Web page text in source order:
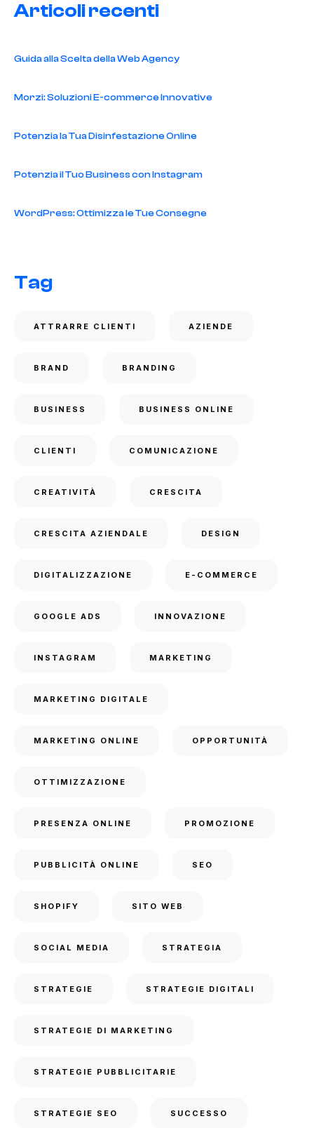
Articoli recenti
Guida alla Scelta della Web Agency
Morzi: Soluzioni E-commerce Innovative
Potenzia la Tua Disinfestazione Online
Potenzia il Tuo Business con Instagram
WordPress: Ottimizza le Tue Consegne
Tag
ATTRARRE CLIENTI AZIENDE
BRAND BRANDING
BUSINESS BUSINESS ONLINE
CLIENTI COMUNICAZIONE
CREATIVITÀ CRESCITA
CRESCITA AZIENDALE DESIGN
DIGITALIZZAZIONE E-COMMERCE
GOOGLE ADS INNOVAZIONE
INSTAGRAM MARKETING
MARKETING DIGITALE
MARKETING ONLINE OPPORTUNITÀ
OTTIMIZZAZIONE
PRESENZA ONLINE PROMOZIONE
PUBBLICITÀ ONLINE SEO
SHOPIFY SITO WEB
SOCIAL MEDIA STRATEGIA
STRATEGIE STRATEGIE DIGITALI
STRATEGIE DI MARKETING
STRATEGIE PUBBLICITARIE
STRATEGIE SEO SUCCESSO